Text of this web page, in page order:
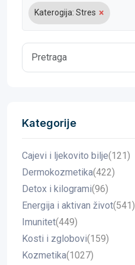
Katerogija: Stres ×
Kategorije
Cajevi i ljekovito bilje(121)
Dermokozmetika(422)
Detox i kilogrami(96)
Energija i aktivan život(541)
Imunitet(449)
Kosti i zglobovi(159)
Kozmetika(1027)